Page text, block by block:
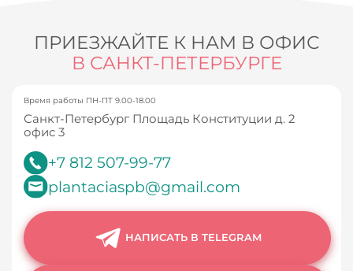
ПРИЕЗЖАЙТЕ К НАМ В ОФИС
В САНКТ-ПЕТЕРБУРГЕ
Время работы ПН-ПТ 9.00-18.00
Санкт-Петербург Площадь Конституции д. 2
офис 3
+7 812 507-99-77
plantaciaspb@gmail.com
НАПИСАТЬ В TELEGRAM